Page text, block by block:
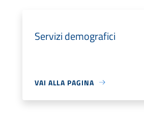
Servizi demografici
VAI ALLA PAGINA